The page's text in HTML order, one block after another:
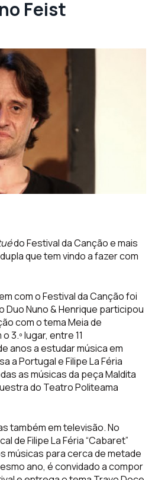
Feist
do Festival da Canção e mais
que tem vindo a fazer com
com o Festival da Canção foi
Duo Nuno & Henrique participou
com o tema Meia de
3.º lugar, entre 11
anos a estudar música em
a Portugal e Filipe La Féria
as músicas da peça Maldita
do Teatro Politeama
também em televisão. No
de Filipe La Féria “Cabaret”
músicas para cerca de metade
ano, é convidado a compor